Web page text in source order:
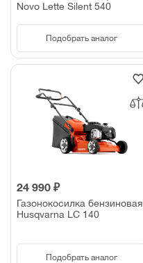
Novo Lette Silent 540
Подобрать аналог
24 990 ₽
Газонокосилка бензиновая
Husqvarna LC 140
Подобрать аналог